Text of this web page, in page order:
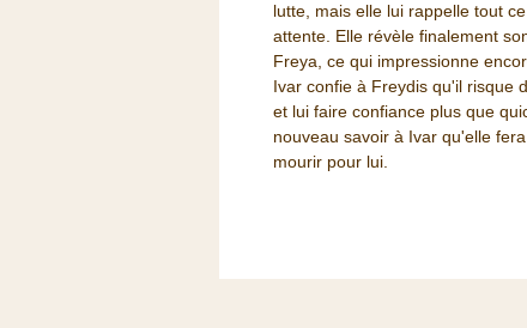
lutte, mais elle lui rappelle tout
attente. Elle révèle finalement
Freya, ce qui impressionne
Ivar confie à Freydis qu'il risque
et lui faire confiance plus que
nouveau savoir à Ivar qu'elle
mourir pour lui.